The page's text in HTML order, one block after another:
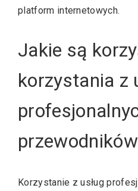
platform internetowych.
Jakie są
korzystania z
przewodników
Korzystanie z usług